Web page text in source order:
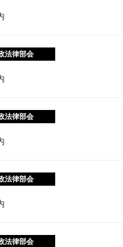
法律部会
法律部会
法律部会
法律部会